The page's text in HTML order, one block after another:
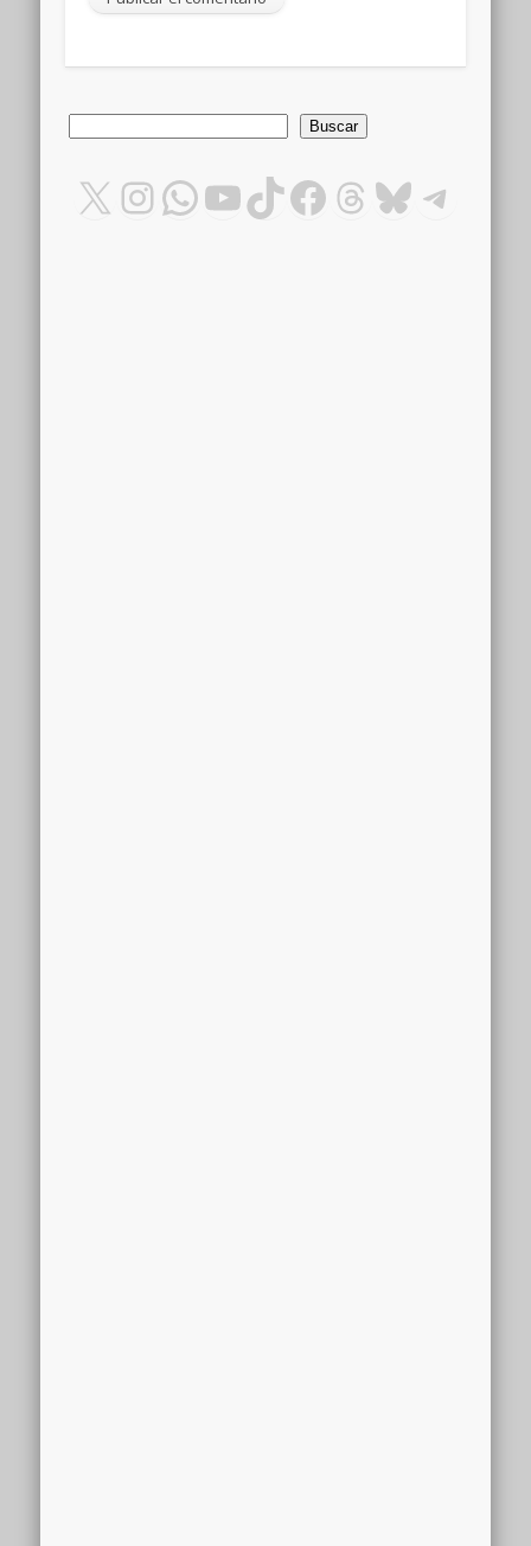
Buscar
X Instagram
WhatsApp
YouTube
TikTok
Facebook
Threads
Bluesky